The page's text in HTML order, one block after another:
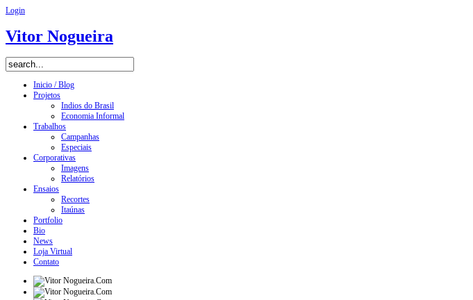
Login
Vitor Nogueira
Inicio / Blog
Projetos
Indios do Brasil
Economia Informal
Trabalhos
Campanhas
Especiais
Corporativas
Imagens
Relatórios
Ensaios
Recortes
Itaúnas
Portfolio
Bio
News
Loja Virtual
Contato